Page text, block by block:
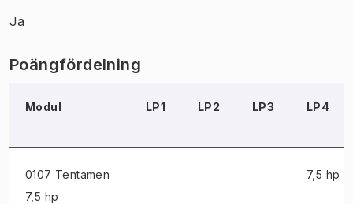
Ja
Poängfördelning
Modul LP1 LP2 LP3 LP4
0107 Tentamen
7,5 hp
7,5 hp